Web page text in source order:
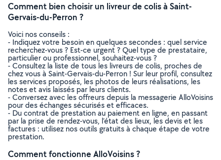
Comment bien choisir un livreur de colis à Saint-
Gervais-du-Perron ?
Voici nos conseils :
- Indiquez votre besoin en quelques secondes : quel service
recherchez-vous ? Est-ce urgent ? Quel type de prestataire,
particulier ou professionnel, souhaitez-vous ?
- Consultez la liste de tous les livreurs de colis, proches de
chez vous à Saint-Gervais-du-Perron ! Sur leur profil, consultez
les services proposés, les photos de leurs réalisations, les
notes et avis laissés par leurs clients.
- Conversez avec les offreurs depuis la messagerie AlloVoisins
pour des échanges sécurisés et efficaces.
- Du contrat de prestation au paiement en ligne, en passant
par la prise de rendez-vous, l’état des lieux, les devis et les
factures : utilisez nos outils gratuits à chaque étape de votre
prestation.
Comment fonctionne AlloVoisins ?